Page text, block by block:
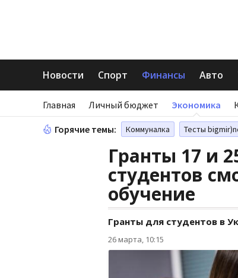
Новости Спорт Финансы Авто
Главная Личный бюджет Экономика
Горячие темы: Коммуналка Тесты
Гранты 17 и
студентов
обучение
Гранты для студентов в
26 марта, 10:15